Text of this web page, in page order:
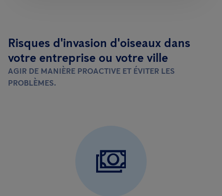
Risques d'invasion d'oiseaux dans
votre entreprise ou votre ville
AGIR DE MANIÈRE PROACTIVE ET ÉVITER LES
PROBLÈMES.